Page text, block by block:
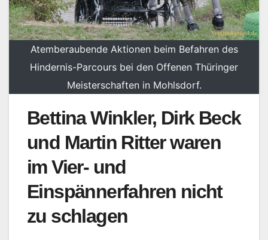
Atemberaubende Aktionen beim Befahren des
Hindernis-Parcours bei den Offenen Thüringer
Meisterschaften in Mohlsdorf.
Bettina Winkler, Dirk Beck
und Martin Ritter waren
im Vier- und
Einspännerfahren nicht
zu schlagen